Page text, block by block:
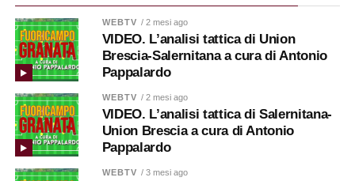
WEBTV / 2 mesi ago
VIDEO. L’analisi tattica di Union
Brescia-Salernitana a cura di Antonio
Pappalardo
WEBTV / 2 mesi ago
VIDEO. L’analisi tattica di Salernitana-
Union Brescia a cura di Antonio
Pappalardo
WEBTV / 3 mesi ago